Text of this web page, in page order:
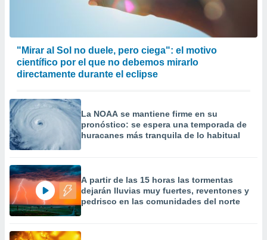
crear un
la
contenido
medir el
de la
el
de
o a través
de
de
de
"Mirar al Sol no duele, pero ciega": el motivo
científico por el que no debemos mirarlo
directamente durante el eclipse
La NOAA se mantiene firme en su
pronóstico: se espera una temporada de
huracanes más tranquila de lo habitual
A partir de las 15 horas las tormentas
dejarán lluvias muy fuertes, reventones y
pedrisco en las comunidades del norte